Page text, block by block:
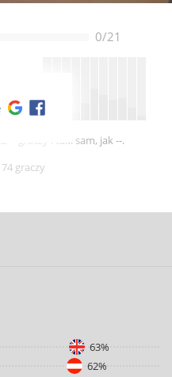
0/21
-- graczy i taki sam, jak --.
graczy
63%
62%